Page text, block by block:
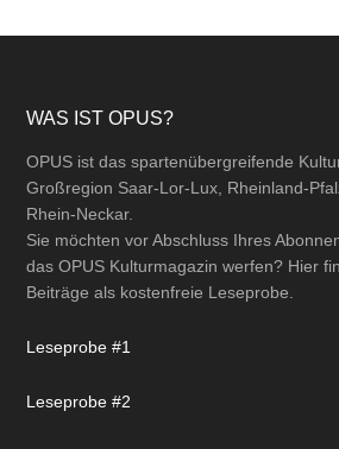
Footer
WAS IST OPUS?
OPUS ist das spartenübergreifende
Großregion Saar-Lor-Lux, Rheinland-
Rhein-Neckar.
Sie möchten vor Abschluss Ihres
das OPUS Kulturmagazin werfen? Hier
Beiträge als kostenfreie Leseprobe.
Leseprobe #1
Leseprobe #2